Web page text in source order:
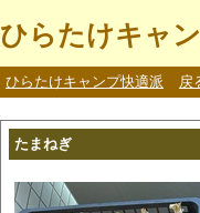
ひらたけキャ
ひらたけキャンプ快適派 戻
たまねぎ